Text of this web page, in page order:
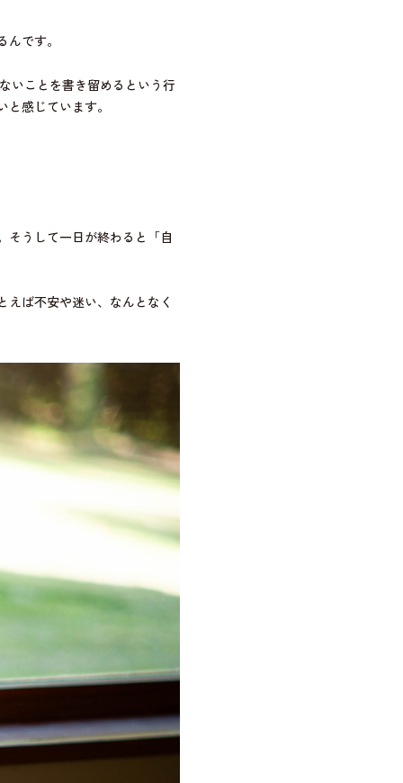
です。
いことを書き留めるという行
感じています。
そうして一日が終わると「自
ば不安や迷い、なんとなく